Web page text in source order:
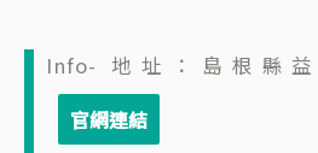
Info- 地址：島根縣